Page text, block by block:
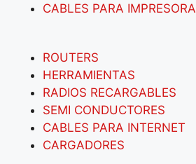
CABLES PARA IMPRESORA
ROUTERS
HERRAMIENTAS
RADIOS RECARGABLES
SEMI CONDUCTORES
CABLES PARA INTERNET
CARGADORES